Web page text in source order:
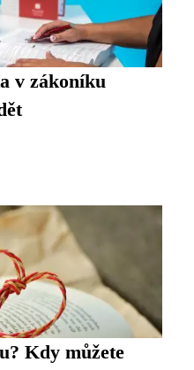
v zákoníku
Kdy můžete